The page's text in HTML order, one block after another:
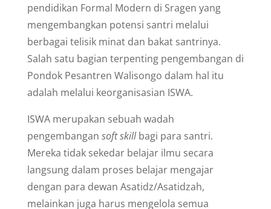
pendidikan Formal Modern di Sragen yang
mengembangkan potensi santri melalui
berbagai telisik minat dan bakat santrinya.
Salah satu bagian terpenting pengembangan di
Pondok Pesantren Walisongo dalam hal itu
adalah melalui keorganisasian ISWA.
ISWA merupakan sebuah wadah
pengembangan soft skillbagi para santri.
Mereka tidak sekedar belajar ilmu secara
langsung dalam proses belajar mengajar
dengan para dewan Asatidz/Asatidzah,
melainkan juga harus mengelola semua